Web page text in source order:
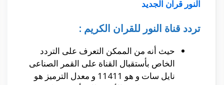
النور قرآن الجديد
تردد قناة النور للقران الكريم :
حيث أنه من الممكن التعرف على التردد
الخاص بأستقبال القناة على القمر الصناعى
نايل سات و هو 11411 و معدل الترميز هو